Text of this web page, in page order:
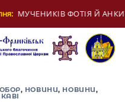
ТА БАГАТЬОХ ІЗ НИМИ
, НОВИНИ, НОВИНИ,